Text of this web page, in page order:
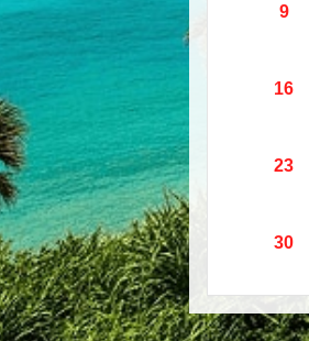
9
16
23
30